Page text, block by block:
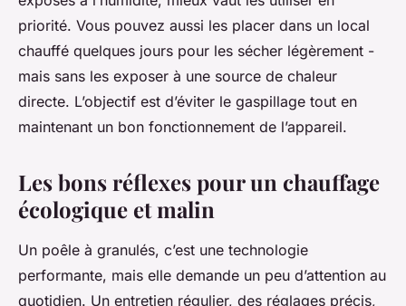
priorité. Vous pouvez aussi les placer dans un local
chauffé quelques jours pour les sécher légèrement -
mais sans les exposer à une source de chaleur
directe. L’objectif est d’éviter le gaspillage tout en
maintenant un bon fonctionnement de l’appareil.
Les bons réflexes pour un chauffage
écologique et malin
Un poêle à granulés, c’est une technologie
performante, mais elle demande un peu d’attention au
quotidien. Un entretien régulier, des réglages précis,